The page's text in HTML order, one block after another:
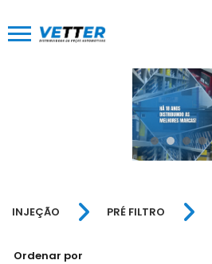
INJEÇÃO PRÉ FILTRO
Ordenar por